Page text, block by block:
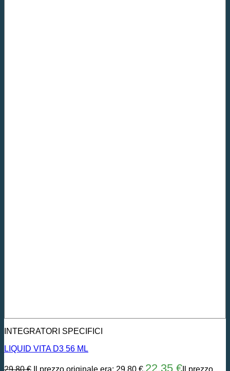
INTEGRATORI SPECIFICI
LIQUID VITA D3 56 ML
29,80€ Il prezzo originale era: 29,80 €.22,35 € Il prezzo